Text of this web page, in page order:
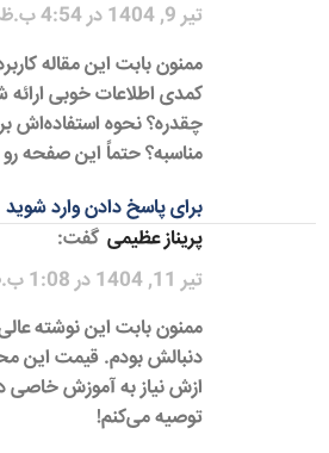
تیر 9, 1404 در 4:54 ب.ظ
ممنون بابت این مقاله
کمدی اطلاعات خوبی
چقدره؟ نحوه استفاده‌اش
مناسبه؟ حتماً این صفحه
برای پاسخ دادن وارد شوید
پریناز عظیمی گفت:
تیر 11, 1404 در 1:08 ب.ظ
ممنون بابت این نوشته
دنبالش بودم. قیمت این
ازش نیاز به آموزش خاصی
توصیه می‌کنم!